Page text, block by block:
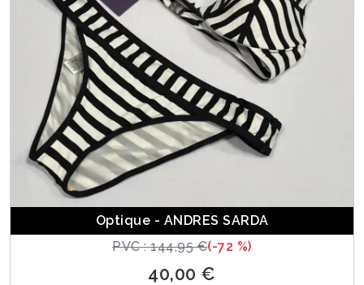
Optique - ANDRES SARDA
PVC : 144,95 €(-72 %)
40,00 €